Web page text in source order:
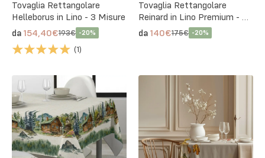
Tovaglia Rettangolare
Helleborus in Lino - 3 Misure
da 154,40€193€ -20%
(1)
Tovaglia Rettangolare
Reinard in Lino Premium - 3
Misure
da 140€175€ -20%